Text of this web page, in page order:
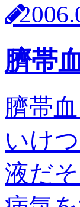
臍帯
臍帯
いけ
液だ